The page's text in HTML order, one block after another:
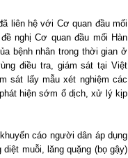
liên hệ với Cơ quan đầu mối
nghị Cơ quan đầu mối Hàn
bệnh nhân trong thời gian ở
điều tra, giám sát tại Việt
sát lấy mẫu xét nghiệm các
hiện sớm ổ dịch, xử lý kịp
cáo người dân áp dụng
muỗi, lăng quặng (bọ gậy)